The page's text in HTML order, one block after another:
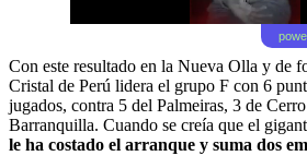
Con este resultado en la Nueva Olla y de
Cristal de Perú lidera el grupo F con 6
jugados, contra 5 del Palmeiras, 3 de
Barranquilla. Cuando se creía que el
le ha costado el arranque y suma dos